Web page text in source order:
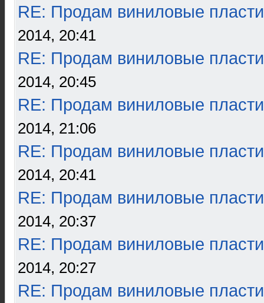
RE: Продам виниловые
2014, 20:41
RE: Продам виниловые
2014, 20:45
RE: Продам виниловые
2014, 21:06
RE: Продам виниловые
2014, 20:41
RE: Продам виниловые
2014, 20:37
RE: Продам виниловые
2014, 20:27
RE: Продам виниловые